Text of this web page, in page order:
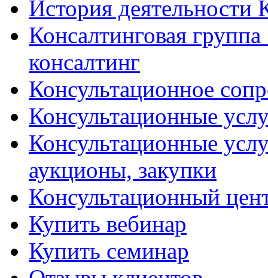
История деятельности
Консалтинговая
консалтинг
Консультационное
Консультационные
Консультационные
аукционы, закупки
Консультационный
Купить вебинар
Купить семинар